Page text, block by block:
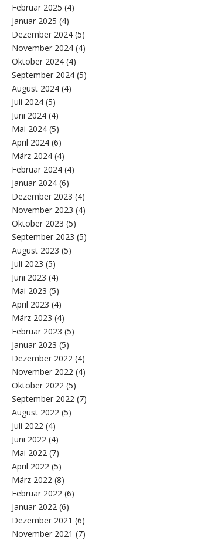
Februar 2025 (4)
Januar 2025 (4)
Dezember 2024 (5)
November 2024 (4)
Oktober 2024 (4)
September 2024 (5)
August 2024 (4)
Juli 2024 (5)
Juni 2024 (4)
Mai 2024 (5)
April 2024 (6)
März 2024 (4)
Februar 2024 (4)
Januar 2024 (6)
Dezember 2023 (4)
November 2023 (4)
Oktober 2023 (5)
September 2023 (5)
August 2023 (5)
Juli 2023 (5)
Juni 2023 (4)
Mai 2023 (5)
April 2023 (4)
März 2023 (4)
Februar 2023 (5)
Januar 2023 (5)
Dezember 2022 (4)
November 2022 (4)
Oktober 2022 (5)
September 2022 (7)
August 2022 (5)
Juli 2022 (4)
Juni 2022 (4)
Mai 2022 (7)
April 2022 (5)
März 2022 (8)
Februar 2022 (6)
Januar 2022 (6)
Dezember 2021 (6)
November 2021 (7)